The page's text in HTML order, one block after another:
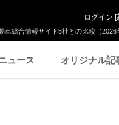
総合情報サイト5社との比較（2026
ログイン [
ュース オリジナル記